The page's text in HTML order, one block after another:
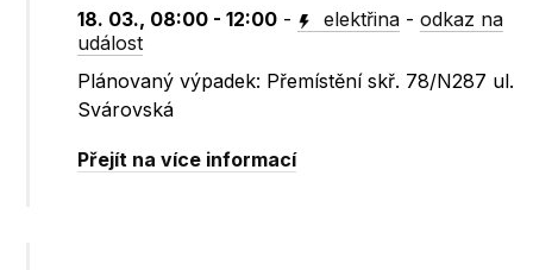
18. 03., 08:00 - 12:00 - elektřina -odkaz na
událost
Plánovaný výpadek: Přemístění skř. 78/N287 ul.
Svárovská
Přejít na více informací